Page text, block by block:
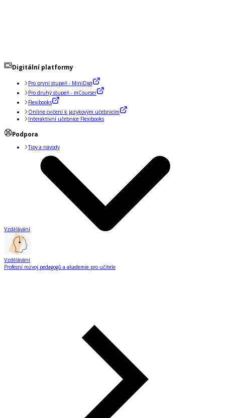
Digitální platformy
Pro první stupeň - MiniDigi
Pro druhý stupeň - mCourser
Flexibooks
Online cvičení k jazykovým učebnicím
Interaktivní učebnice Flexibooks
Podpora
Tipy a návody
Vzdělávání
Vzdělávání
Profesní rozvoj pedagogů a akademie pro učitele